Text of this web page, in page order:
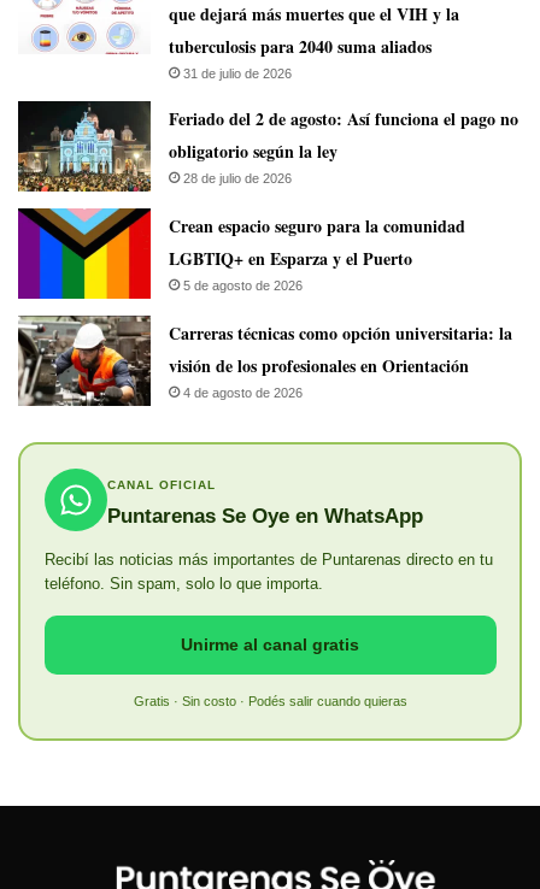
que dejará más muertes que el VIH y la
tuberculosis para 2040 suma aliados
31 de julio de 2026
Feriado del 2 de agosto: Así funciona el pago no
obligatorio según la ley
28 de julio de 2026
Crean espacio seguro para la comunidad
LGBTIQ+ en Esparza y el Puerto
5 de agosto de 2026
Carreras técnicas como opción universitaria: la
visión de los profesionales en Orientación
4 de agosto de 2026
CANAL OFICIAL
Puntarenas Se Oye en WhatsApp
Recibí las noticias más importantes de Puntarenas directo en tu
teléfono. Sin spam, solo lo que importa.
Unirme al canal gratis
Gratis · Sin costo · Podés salir cuando quieras